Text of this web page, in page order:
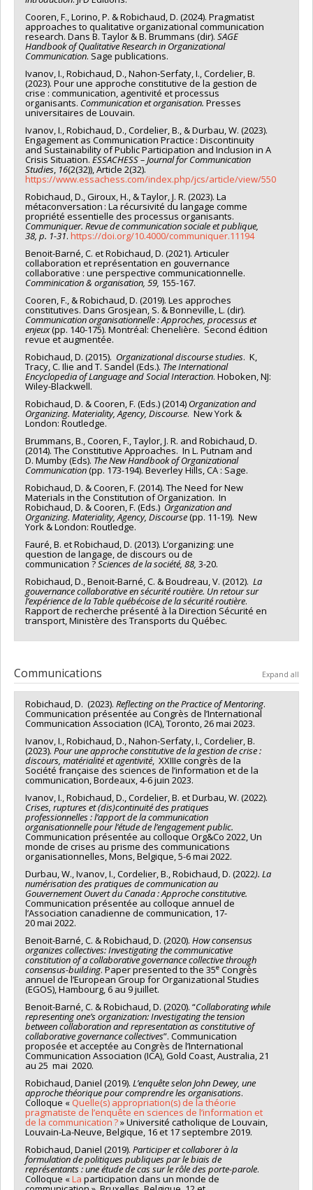
Cooren, F., Lorino, P. & Robichaud, D. (2024). Pragmatist
approaches to qualitative organizational communication
research. Dans B. Taylor & B. Brummans (dir). SAGE
Handbook of Qualitative Research in Organizational
Communication. Sage publications.
Ivanov, I., Robichaud, D., Nahon-Serfaty, I., Cordelier, B.
(2023). Pour une approche constitutive de la gestion de
crise : communication, agentivité et processus
organisants. Communication et organisation. Presses
universitaires de Louvain.
Ivanov, I., Robichaud, D., Cordelier, B., & Durbau, W. (2023).
Engagement as Communication Practice : Discontinuity
and Sustainability of Public Participation and Inclusion in A
Crisis Situation. ESSACHESS – Journal for Communication
Studies, 16(2(32)), Article 2(32).
https://www.essachess.com/index.php/jcs/article/view/550
Robichaud, D., Giroux, H., & Taylor, J. R. (2023). La
métaconversation : La récursivité du langage comme
propriété essentielle des processus organisants.
Communiquer. Revue de communication sociale et publique,
38, p. 1-31. https://doi.org/10.4000/communiquer.11194
Benoit-Barné, C. et Robichaud, D. (2021). Articuler
collaboration et représentation en gouvernance
collaborative : une perspective communicationnelle.
Comminication & organisation, 59, 155-167.
Cooren, F., & Robichaud, D. (2019). Les approches
constitutives. Dans Grosjean, S. & Bonneville, L. (dir).
Communication organisationnelle : Approches, processus et
enjeux(pp. 140-175). Montréal: Chenelière. Second édition
revue et augmentée.
Robichaud, D. (2015). Organizational discourse studies. K,
Tracy, C. Ilie and T. Sandel (Eds.). The International
Encyclopedia of Language and Social Interaction. Hoboken, NJ:
Wiley-Blackwell.
Robichaud, D. & Cooren, F. (Eds.) (2014) Organization and
Organizing. Materiality, Agency, Discourse. New York &
London: Routledge.
Brummans, B., Cooren, F., Taylor, J. R. and Robichaud, D.
(2014). The Constitutive Approaches. In L. Putnam and
D. Mumby (Eds). The New Handbook of Organizational
Communication(pp. 173-194). Beverley Hills, CA : Sage.
Robichaud, D. & Cooren, F. (2014). The Need for New
Materials in the Constitution of Organization. In
Robichaud, D. & Cooren, F. (Eds.) Organization and
Organizing. Materiality, Agency, Discourse(pp. 11-19). New
York & London: Routledge.
Fauré, B. et Robichaud, D. (2013). L’organizing: une
question de langage, de discours ou de
communication ?Sciences de la société, 88, 3-20.
Robichaud, D., Benoit-Barné, C. & Boudreau, V. (2012). La
gouvernance collaborative en sécurité routière. Un retour sur
l’expérience de la Table québécoise de la sécurité routière.
Rapport de recherche présenté à la Direction Sécurité en
transport, Ministère des Transports du Québec.
Communications Expand all
Robichaud, D. (2023). Reflecting on the Practice of Mentoring.
Communication présentée au Congrès de l’International
Communication Association (ICA), Toronto, 26 mai 2023.
Ivanov, I., Robichaud, D., Nahon-Serfaty, I., Cordelier, B.
(2023). Pour une approche constitutive de la gestion de crise :
discours, matérialité et agentivité, XXIIIe congrès de la
Société française des sciences de l’information et de la
communication, Bordeaux, 4-6 juin 2023.
Ivanov, I., Robichaud, D., Cordelier, B. et Durbau, W. (2022).
Crises, ruptures et (dis)continuité des pratiques
professionnelles : l’apport de la communication
organisationnelle pour l’étude de l’engagement public.
Communication présentée au colloque Org&Co 2022, Un
monde de crises au prisme des communications
organisationnelles, Mons, Belgique, 5-6 mai 2022.
Durbau, W., Ivanov, I., Cordelier, B., Robichaud, D. (2022). La
numérisation des pratiques de communication au
Gouvernement Ouvert du Canada : Approche constitutive.
Communication présentée au colloque annuel de
l’Association canadienne de communication, 17-
20 mai 2022.
Benoit-Barné, C. & Robichaud, D. (2020). How consensus
organizes collectives: Investigating the communicative
constitution of a collaborative governance collective through
consensus-building. Paper presented to the 35e Congrès
annuel de l’European Group for Organizational Studies
(EGOS), Hambourg, 6 au 9 juillet.
Benoit-Barné, C. & Robichaud, D. (2020). “Collaborating while
representing one’s organization: Investigating the tension
between collaboration and representation as constitutive of
collaborative governance collectives”. Communication
proposée et acceptée au Congrès de l’International
Communication Association (ICA), Gold Coast, Australia, 21
au 25 mai 2020.
Robichaud, Daniel (2019). L’enquête selon John Dewey, une
approche théorique pour comprendre les organisations.
Colloque « Quelle(s) appropriation(s) de la théorie
pragmatiste de l’enquête en sciences de l’information et
de la communication ?» Université catholique de Louvain,
Louvain-La-Neuve, Belgique, 16 et 17 septembre 2019.
Robichaud, Daniel (2019). Participer et collaborer à la
formulation de politiques publiques par le biais de
représentants : une étude de cas sur le rôle des porte-parole.
Colloque «La participation dans un monde de